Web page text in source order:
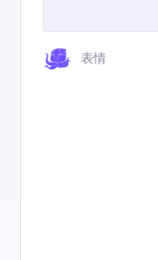
表情